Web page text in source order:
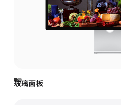
玻璃面板